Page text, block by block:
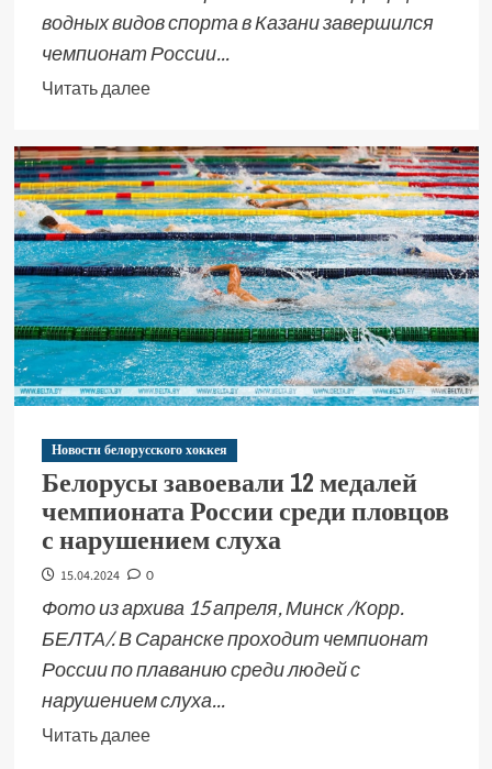
водных видов спорта в Казани завершился
чемпионат России...
Читать далее
Новости белорусского хоккея
Белорусы завоевали 12 медалей
чемпионата России среди пловцов
с нарушением слуха
15.04.2024 0
Фото из архива 15 апреля, Минск /Корр.
БЕЛТА/. В Саранске проходит чемпионат
России по плаванию среди людей с
нарушением слуха...
Читать далее